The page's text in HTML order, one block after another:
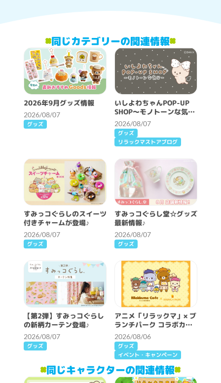
同じカテゴリーの関連情報
2026年9月グッズ情報
2026/08/07
グッズ
いしよわちゃんPOP-UP
SHOP～モノトーンな気分
～開催決定！
2026/08/07
グッズ
リラックマストアブログ
すみっコぐらしのスイーツ
付きチャームが登場♪
2026/08/07
グッズ
すみっコぐらし堂☆グッズ
最新情報♪
2026/08/07
グッズ
【第2弾】すみっコぐらし
の新柄カーテン登場♪
2026/08/07
グッズ
アニメ「リラックマ」× ブ
ランチパーク コラボカフ
ェ開催決定！
2026/08/06
グッズ
イベント・キャンペーン
同じキャラクターの関連情報